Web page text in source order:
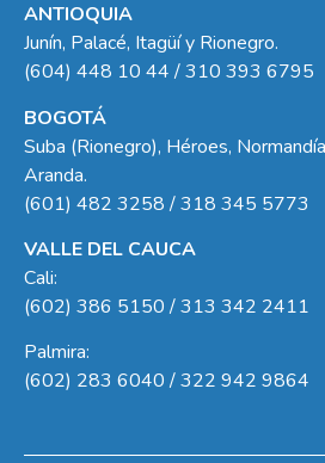
ANTIOQUIA
Junín, Palacé, Itagüí y Rionegro.
(604) 448 10 44 / 310 393 6795
BOGOTÁ
Suba (Rionegro), Héroes,
Aranda.
(601) 482 3258 / 318 345 5773
VALLE DEL CAUCA
Cali:
(602) 386 5150 / 313 342 2411
Palmira:
(602) 283 6040 / 322 942 9864